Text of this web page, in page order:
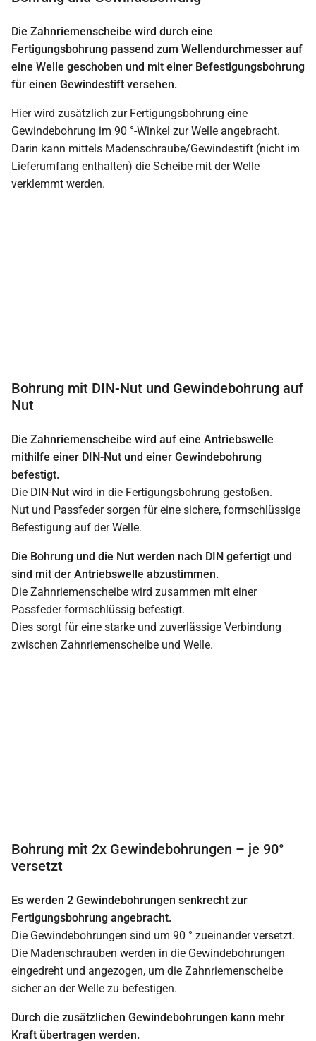
Die Zahnriemenscheibe wird durch eine
Fertigungsbohrung passend zum Wellendurchmesser auf
eine Welle geschoben und mit einer Befestigungsbohrung
für einen Gewindestift versehen.
Hier wird zusätzlich zur Fertigungsbohrung eine
Gewindebohrung im 90 °-Winkel zur Welle angebracht.
Darin kann mittels Madenschraube/Gewindestift (nicht im
Lieferumfang enthalten) die Scheibe mit der Welle
verklemmt werden.
Bohrung mit DIN-Nut und Gewindebohrung auf
Nut
Die Zahnriemenscheibe wird auf eine Antriebswelle
mithilfe einer DIN-Nut und einer Gewindebohrung
befestigt.
Die DIN-Nut wird in die Fertigungsbohrung gestoßen.
Nut und Passfeder sorgen für eine sichere, formschlüssige
Befestigung auf der Welle.
Die Bohrung und die Nut werden nach DIN gefertigt und
sind mit der Antriebswelle abzustimmen.
Die Zahnriemenscheibe wird zusammen mit einer
Passfeder formschlüssig befestigt.
Dies sorgt für eine starke und zuverlässige Verbindung
zwischen Zahnriemenscheibe und Welle.
Bohrung mit 2x Gewindebohrungen – je 90°
versetzt
Es werden 2 Gewindebohrungen senkrecht zur
Fertigungsbohrung angebracht.
Die Gewindebohrungen sind um 90 ° zueinander versetzt.
Die Madenschrauben werden in die Gewindebohrungen
eingedreht und angezogen, um die Zahnriemenscheibe
sicher an der Welle zu befestigen.
Durch die zusätzlichen Gewindebohrungen kann mehr
Kraft übertragen werden.